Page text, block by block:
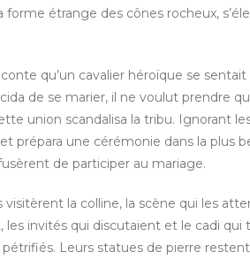
forme étrange des cônes rocheux,
qu’un cavalier héroïque se sentait
de se marier, il ne voulut prendre
union scandalisa la tribu. Ignorant
prépara une cérémonie dans la plus
de participer au mariage.
la colline, la scène qui les
les invités qui discutaient et le cadi
Leurs statues de pierre